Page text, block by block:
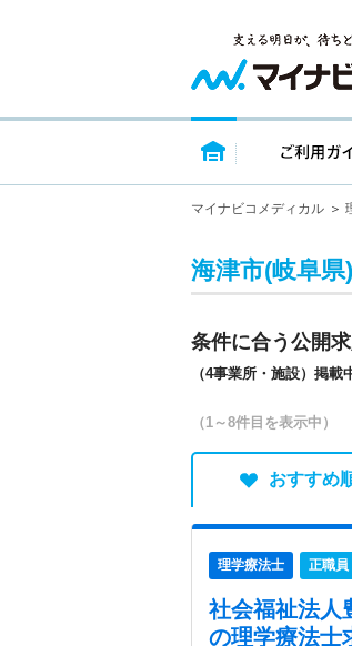
トップページ
マイナビコメディカル
海津市(岐阜
条件に合う公開
（4事業所・施設）掲載
（1～8件目を表示中）
おすすめ
理学療法士 正職員
社会福祉法人
の理学療法士